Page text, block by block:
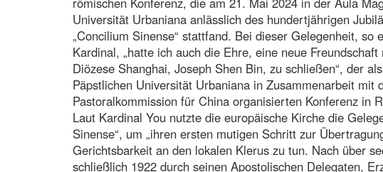
Universität Urbaniana anlässlich des hundertjährigen
„Concilium Sinense“ stattfand. Bei dieser Gelegenheit, so
Kardinal, „hatte ich auch die Ehre, eine neue
Diözese Shanghai, Joseph Shen Bin, zu schließen“, der
Päpstlichen Universität Urbaniana in Zusammenarbeit mit
Pastoralkommission für China organisierten Konferenz in
Laut Kardinal You nutzte die europäische Kirche die
Sinense“, um „ihren ersten mutigen Schritt zur
Gerichtsbarkeit an den lokalen Klerus zu tun. Nach über
schließlich 1922 durch seinen Apostolischen Delegaten,